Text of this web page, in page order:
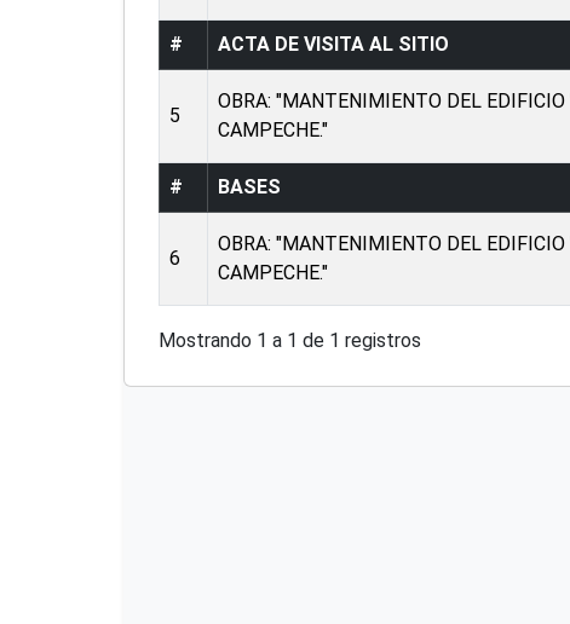
# ACTA DE VISITA AL SITIO
5
OBRA: "MANTENIMIENTO DEL
CAMPECHE."
# BASES
6
OBRA: "MANTENIMIENTO DEL
CAMPECHE."
Mostrando 1 a 1 de 1 registros